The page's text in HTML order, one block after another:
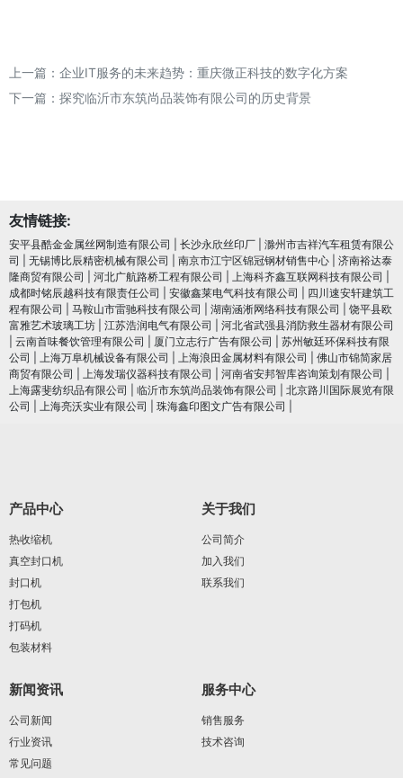
上一篇： 企业IT服务的未来趋势：重庆微正科技的数字化方案
下一篇： 探究临沂市东筑尚品装饰有限公司的历史背景
友情链接:
安平县酷金金属丝网制造有限公司 长沙永欣丝印厂
滁州市吉祥汽车租赁有限公
司
无锡博比辰精密机械有限公司 南京市江宁区锦冠钢材销售中心
济南裕达泰
隆商贸有限公司
河北广航路桥工程有限公司 上海科齐鑫互联网科技有限公司
成都时铭辰越科技有限责任公司
安徽鑫莱电气科技有限公司
四川速安轩建筑工
程有限公司
马鞍山市雷驰科技有限公司 湖南涵淅网络科技有限公司
饶平县欧
富雅艺术玻璃工坊
江苏浩润电⽓有限公司
河北省武强县消防救生器材有限公司
云南首味餐饮管理有限公司 厦门立志行广告有限公司
苏州敏廷环保科技有限
公司
上海万阜机械设备有限公司 上海浪田金属材料有限公司
佛山市锦简家居
商贸有限公司
上海发瑞仪器科技有限公司 河南省安邦智库咨询策划有限公司
上海露斐纺织品有限公司
临沂市东筑尚品装饰有限公司
北京路川国际展览有限
公司
上海亮沃实业有限公司 珠海鑫印图文广告有限公司
产品中心
热收缩机
真空封口机
封口机
打包机
打码机
包装材料
关于我们
公司简介
加入我们
联系我们
新闻资讯
公司新闻
行业资讯
常见问题
服务中心
销售服务
技术咨询